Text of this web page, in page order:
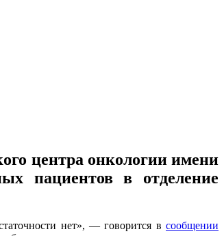
центра онкологии имени
пациентов в отделение
нет», — говорится в сообщении